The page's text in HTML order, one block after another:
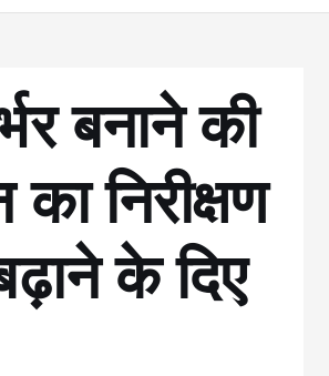
बनाने की
निरीक्षण
के दिए